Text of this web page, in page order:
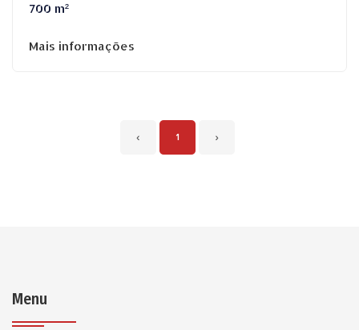
700 m²
Mais informações
‹ 1 ›
Menu